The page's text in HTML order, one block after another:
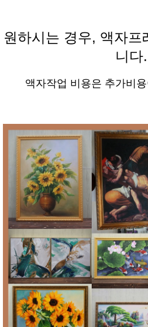
원하시는 경우, 액자
니다.
액자작업 비용은 추가비